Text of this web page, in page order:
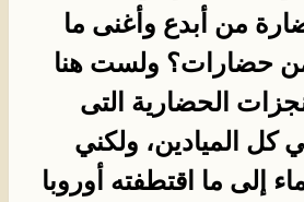
من أبدع وأغنى ما
من حضارات؟ ولست هنا
الحضارية التى
كل الميادين، ولكني
إلى ما اقتطفته أوروبا